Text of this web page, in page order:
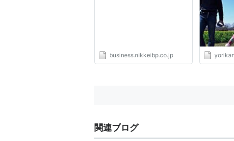
business.nikkeibp.co.jp
関連ブログ